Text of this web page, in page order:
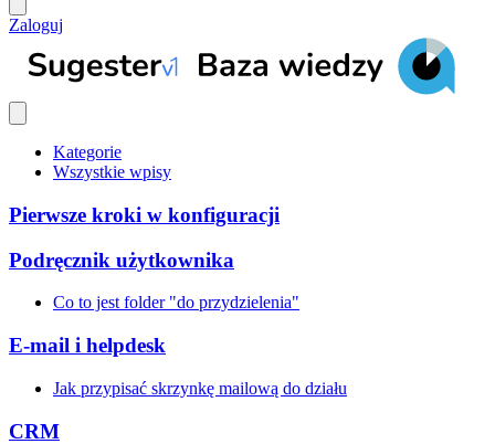
Zaloguj
Kategorie
Wszystkie wpisy
Pierwsze kroki w konfiguracji
Podręcznik użytkownika
Co to jest folder "do przydzielenia"
E-mail i helpdesk
Jak przypisać skrzynkę mailową do działu
CRM